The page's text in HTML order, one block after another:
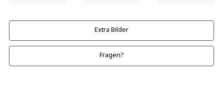
Extra Bilder
Fragen?